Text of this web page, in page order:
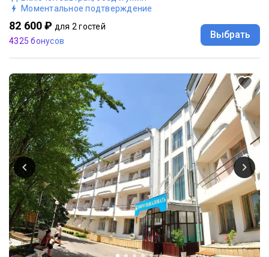
Моментальное подтверждение
82 600 ₽ для 2 гостей
4325 бонусов
Выбрать